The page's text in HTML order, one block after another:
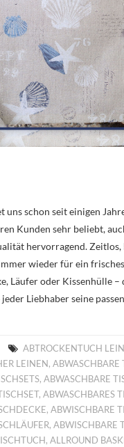
uns schon seit einigen
Kunden sehr beliebt,
hervorragend. Zeitlos,
wieder für ein
Läufer oder Kissenhülle
Liebhaber seine
ABTROCKENTUCH
LEINEN ,ABWASCHBARE
,ABWASCHBARE
,ABWASCHBARES
,ABWISCHBARE
,ABWISCHBARE
,ALLROUND